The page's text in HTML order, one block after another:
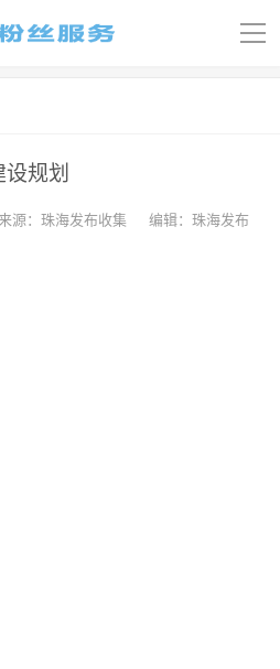
导
规划
源：珠海发布收集 编辑：珠海发布